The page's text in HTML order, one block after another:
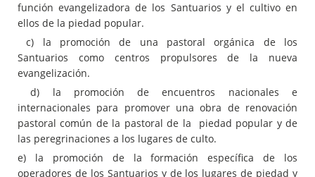
función evangelizadora de los Santuarios y el cultivo en
ellos de la piedad popular.
c) la promoción de una pastoral orgánica de los
Santuarios como centros propulsores de la nueva
evangelización.
d) la promoción de encuentros nacionales e
internacionales para promover una obra de renovación
pastoral común de la pastoral de la piedad popular y de
las peregrinaciones a los lugares de culto.
e) la promoción de la formación específica de los
operadores de los Santuarios y de los lugares de piedad y